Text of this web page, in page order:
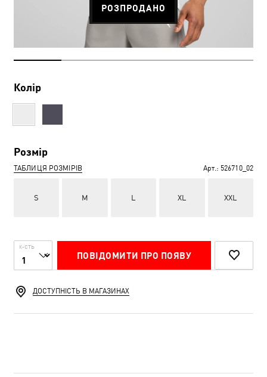
РОЗПРОДАНО
Колір
Розмір
ТАБЛИЦЯ РОЗМІРІВ Арт.: 526710_02
S M L XL XXL
К-СТЬ
ПОВІДОМИТИ ПРО ПОЯВУ
ДОСТУПНІСТЬ В МАГАЗИНАХ